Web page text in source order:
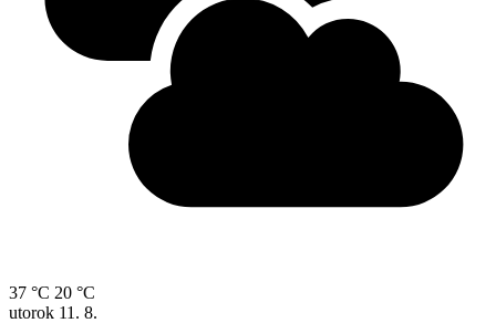
37 °C 20 °C
utorok 11. 8.